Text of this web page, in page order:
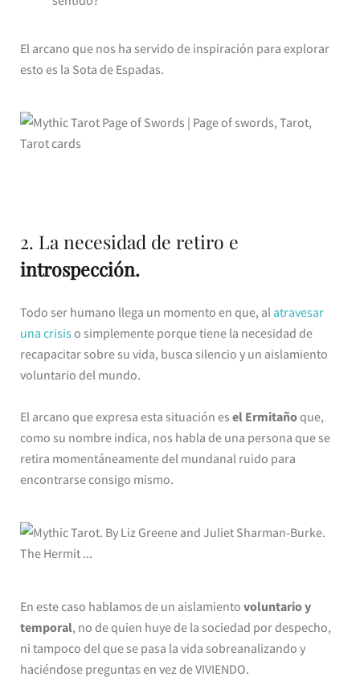
El arcano que nos ha servido de inspiración para explorar
esto es la Sota de Espadas.
2. La necesidad de retiro e
introspección.
Todo ser humano llega un momento en que, al atravesar
una crisis o simplemente porque tiene la necesidad de
recapacitar sobre su vida, busca silencio y un aislamiento
voluntario del mundo.
El arcano que expresa esta situación es el Ermitañoque,
como su nombre indica, nos habla de una persona que se
retira momentáneamente del mundanal ruido para
encontrarse consigo mismo.
En este caso hablamos de un aislamiento voluntario y
temporal, no de quien huye de la sociedad por despecho,
ni tampoco del que se pasa la vida sobreanalizando y
haciéndose preguntas en vez de VIVIENDO.